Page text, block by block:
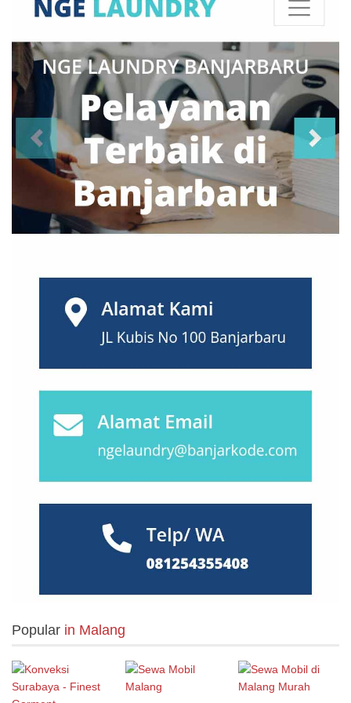
Kediri (10)
Kupang (8)
Lampung (6)
Madiun (13)
Magelang
Makassar (20)
Mataram
Medan (28)
Padang (25)
Pasuruan (7)
Pekalongan
Pekanbaru (13)
Popular in Malang